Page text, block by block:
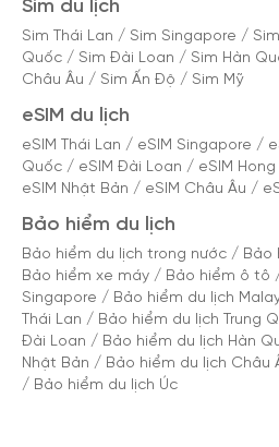
Sim du lịch
Sim Thái Lan / Sim Singapore /
Quốc / Sim Đài Loan / Sim Hàn
Châu Âu / Sim Ấn Độ / Sim Mỹ
eSIM du lịch
eSIM Thái Lan / eSIM Singapore /
Quốc / eSIM Đài Loan / eSIM
eSIM Nhật Bản / eSIM Châu Âu /
Bảo hiểm du lịch
Bảo hiểm du lịch trong nước / Bảo
Bảo hiểm xe máy / Bảo hiểm ô tô
Singapore / Bảo hiểm du lịch
Thái Lan / Bảo hiểm du lịch Trung
Đài Loan / Bảo hiểm du lịch Hàn
Nhật Bản / Bảo hiểm du lịch Châu
/ Bảo hiểm du lịch Úc